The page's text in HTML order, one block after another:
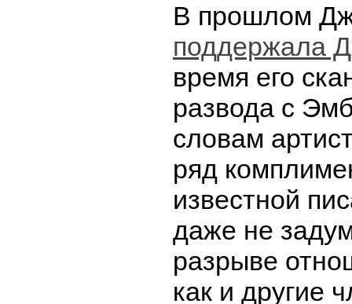
В прошлом
поддержала
время его
развода с
словам
ряд
известной
даже не
разрыве
как и другие